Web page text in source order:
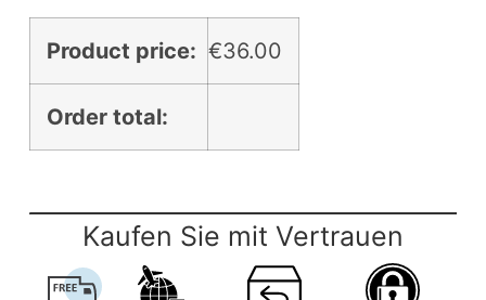
Product price: €36.00
Order total:
Kaufen Sie mit Vertrauen